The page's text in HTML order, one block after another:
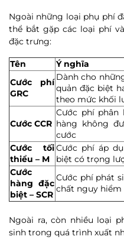
Ngoài những loại phụ phí
thể bắt gặp các loại phí
đặc trưng:
Tên
Ý nghĩa
Cước phí
GRC
Dành cho
quản đặc biệt
theo mức khối
Cước CCR
Cước phí
hàng không
cước
Cước tối
thiểu – M
Cước phí áp
biệt có trọng
Cước
hàng đặc
biệt – SCR
Cước phí phát
chất nguy hiểm
Ngoài ra, còn nhiều loại
sinh trong quá trình xuất